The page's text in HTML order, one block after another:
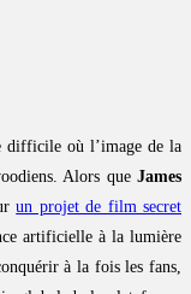
difficile où l’image de la
Alors que James
un projet de film secret
artificielle à la lumière
à la fois les fans,